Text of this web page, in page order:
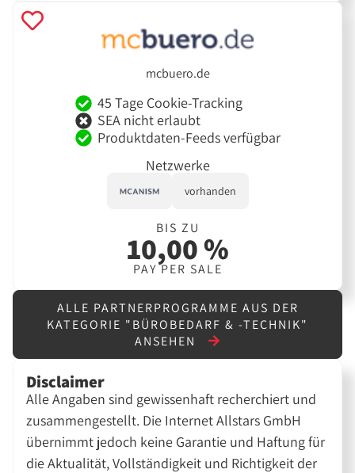
mcbuero.de
45 Tage Cookie-Tracking
SEA nicht erlaubt
Produktdaten-Feeds verfügbar
Netzwerke
vorhanden
BIS ZU
10,00 %
PAY PER SALE
ALLE PARTNERPROGRAMME AUS DER
KATEGORIE "BÜROBEDARF & -TECHNIK"
ANSEHEN
Disclaimer
Alle Angaben sind gewissenhaft recherchiert und
zusammengestellt. Die Internet Allstars GmbH
übernimmt jedoch keine Garantie und Haftung für
die Aktualität, Vollständigkeit und Richtigkeit der